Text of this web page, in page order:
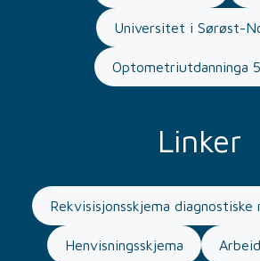
Universitet i Sørøst-
Optometriutdanninga
Linker
Rekvisisjonsskjema diagnostiske
Henvisningsskjema